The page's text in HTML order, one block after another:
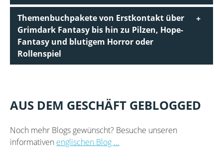
Themenbuchpakete von Erstkontakt über
Grimdark Fantasy bis hin zu Pilzen, Hope-
Fantasy und blutigem Horror oder
Rollenspiel
AUS DEM GESCHÄFT GEBLOGGED
Noch mehr Blogs gewünscht? Besuche unseren
informativen englischen Blog ...